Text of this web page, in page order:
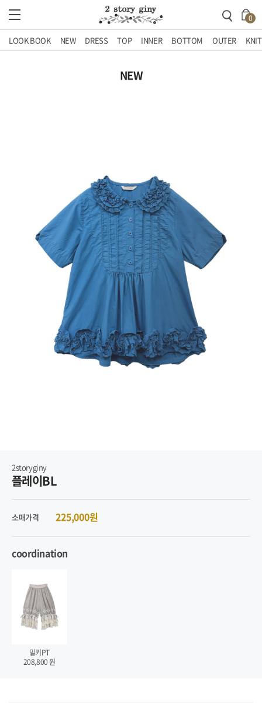
0
LOOK BOOK NEW DRESS TOP INNER BOTTOM OUTER KNIT
NEW
2storyginy
플레이BL
소매가격 225,000원
coordination
밀키PT
208,800원